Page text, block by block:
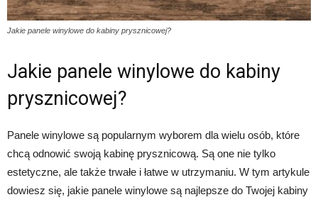
Jakie panele winylowe do kabiny prysznicowej?
Jakie panele winylowe do kabiny
prysznicowej?
Panele winylowe są popularnym wyborem dla wielu osób, które
chcą odnowić swoją kabinę prysznicową. Są one nie tylko
estetyczne, ale także trwałe i łatwe w utrzymaniu. W tym artykule
dowiesz się, jakie panele winylowe są najlepsze do Twojej kabiny